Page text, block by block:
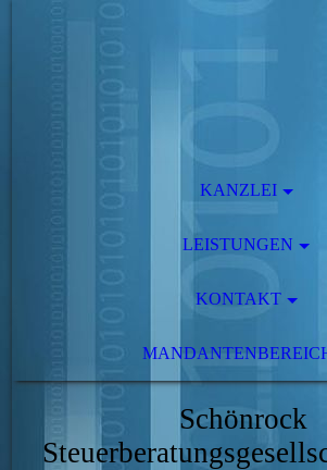
KANZLEI
LEISTUNGEN
KONTAKT
Schönrock